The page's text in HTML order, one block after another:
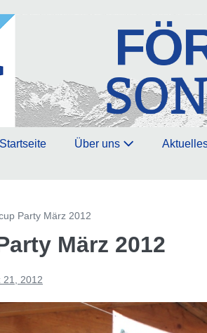
Startseite Über uns
Party März 2012
März 2012
21, 2012